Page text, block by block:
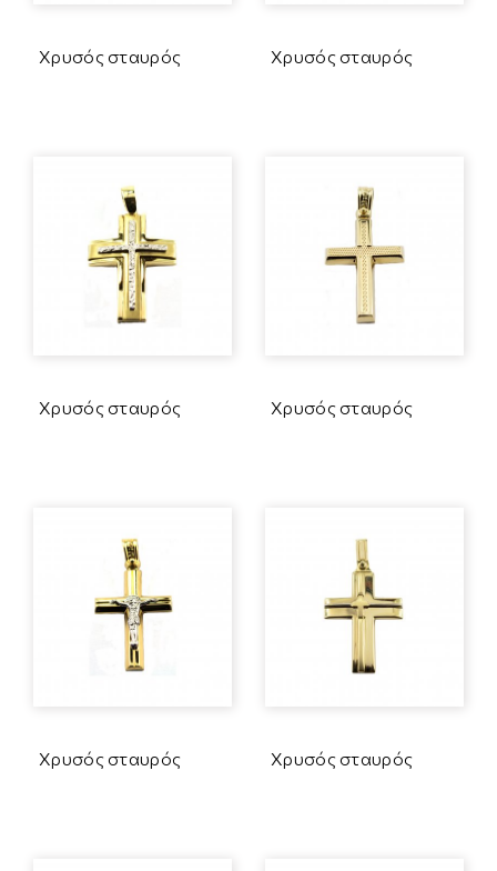
Χρυσός σταυρός Χρυσός σταυρός
Χρυσός σταυρός Χρυσός σταυρός
Χρυσός σταυρός Χρυσός σταυρός